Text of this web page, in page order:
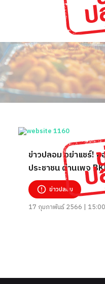
ข่าวปลอม อย่าแชร์!
ประชาชน ผ่านเพจ
ข่าวปลอม
17 กุมภาพันธ์ 2566 |